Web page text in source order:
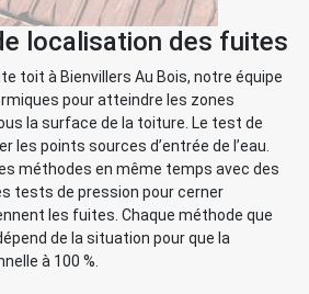
localisation des fuites
toit à Bienvillers Au Bois, notre équipe
pour atteindre les zones
la surface de la toiture. Le test de
les points sources d’entrée de l’eau.
méthodes en même temps avec des
tests de pression pour cerner
les fuites. Chaque méthode que
de la situation pour que la
à 100 %.